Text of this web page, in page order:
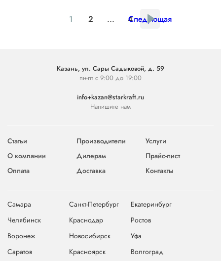
1 2 ... 4
Следующая
Казань, ул. Сары Садыковой, д. 59
пн-пт с 9:00 до 19:00
info+kazan@starkraft.ru
Напишите нам
Статьи Производители
Услуги
О компании
Дилерам
Прайс-лист
Оплата
Доставка Контакты
Самара Санкт-Петербург
Екатеринбург
Челябинск
Краснодар
Ростов
Воронеж
Новосибирск
Уфа
Саратов
Красноярск Волгоград